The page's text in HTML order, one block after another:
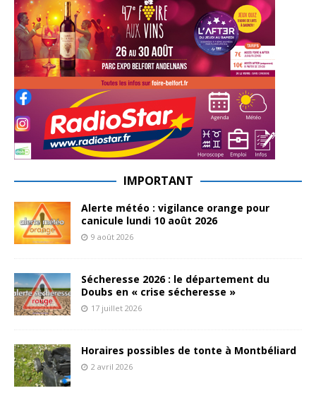
IMPORTANT
Alerte météo : vigilance orange pour
canicule lundi 10 août 2026
9 août 2026
Sécheresse 2026 : le département du
Doubs en « crise sécheresse »
17 juillet 2026
Horaires possibles de tonte à Montbéliard
2 avril 2026